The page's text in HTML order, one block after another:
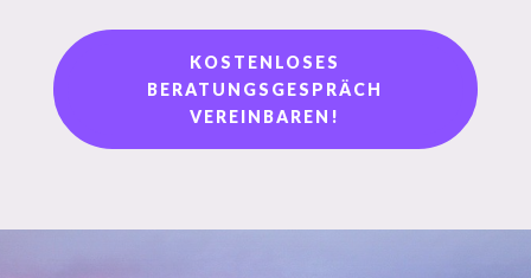
KOSTENLOSES
BERATUNGSGESPRÄCH
VEREINBAREN!